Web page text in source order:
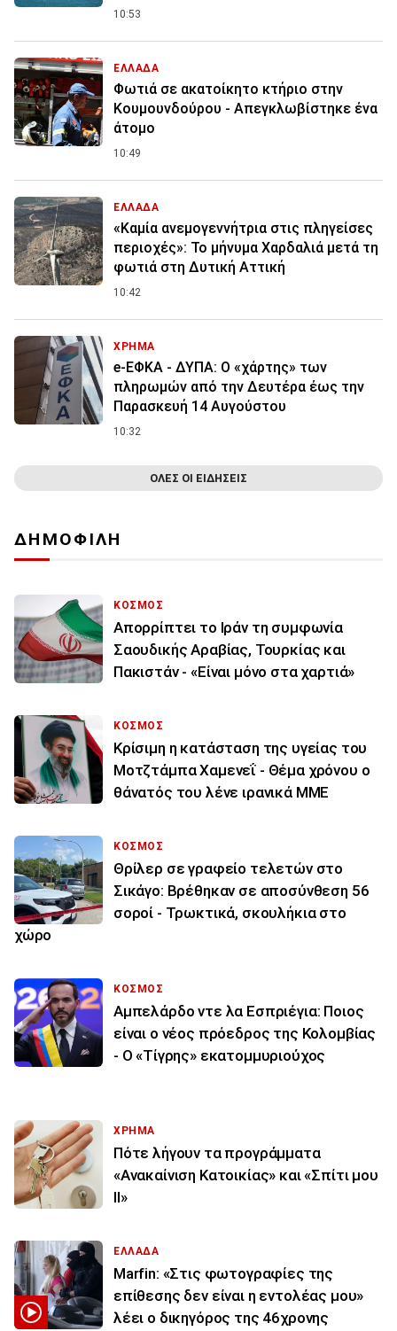
10:53
ΕΛΛΑΔΑ
Φωτιά σε ακατοίκητο κτήριο στην
Κουμουνδούρου - Απεγκλωβίστηκε ένα
άτομο
10:49
ΕΛΛΑΔΑ
«Καμία ανεμογεννήτρια στις πληγείσες
περιοχές»: Το μήνυμα Χαρδαλιά μετά τη
φωτιά στη Δυτική Αττική
10:42
ΧΡΗΜΑ
e-ΕΦΚΑ - ΔΥΠΑ: Ο «χάρτης» των
πληρωμών από την Δευτέρα έως την
Παρασκευή 14 Αυγούστου
10:32
ΟΛΕΣ ΟΙ ΕΙΔΗΣΕΙΣ
ΔΗΜΟΦΙΛΗ
ΚΟΣΜΟΣ
Απορρίπτει το Ιράν τη συμφωνία
Σαουδικής Αραβίας, Τουρκίας και
Πακιστάν - «Είναι μόνο στα χαρτιά»
ΚΟΣΜΟΣ
Κρίσιμη η κατάσταση της υγείας του
Μοτζτάμπα Χαμενεΐ - Θέμα χρόνου ο
θάνατός του λένε ιρανικά ΜΜΕ
ΚΟΣΜΟΣ
Θρίλερ σε γραφείο τελετών στο
Σικάγο: Βρέθηκαν σε αποσύνθεση 56
σοροί - Τρωκτικά, σκουλήκια στο
χώρο
ΚΟΣΜΟΣ
Αμπελάρδο ντε λα Εσπριέγια: Ποιος
είναι ο νέος πρόεδρος της Κολομβίας
- Ο «Τίγρης» εκατομμυριούχος
ΧΡΗΜΑ
Πότε λήγουν τα προγράμματα
«Ανακαίνιση Κατοικίας» και «Σπίτι μου
ΙΙ»
ΕΛΛΑΔΑ
Marfin: «Στις φωτογραφίες της
επίθεσης δεν είναι η εντολέας μου»
λέει ο δικηγόρος της 46χρονης